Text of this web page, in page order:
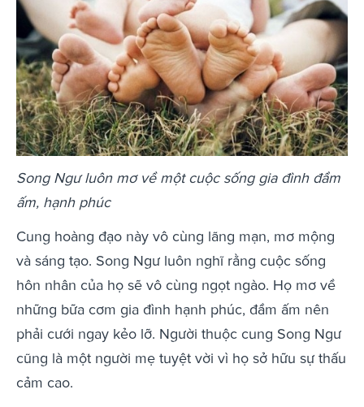
Song Ngư luôn mơ về một cuộc sống gia đình đầm
ấm, hạnh phúc
Cung hoàng đạo này vô cùng lãng mạn, mơ mộng
và sáng tạo. Song Ngư luôn nghĩ rằng cuộc sống
hôn nhân của họ sẽ vô cùng ngọt ngào. Họ mơ về
những bữa cơm gia đình hạnh phúc, đầm ấm nên
phải cưới ngay kẻo lỡ. Người thuộc cung Song Ngư
cũng là một người mẹ tuyệt vời vì họ sở hữu sự thấu
cảm cao.